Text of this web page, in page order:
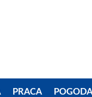
PRACA POGODA